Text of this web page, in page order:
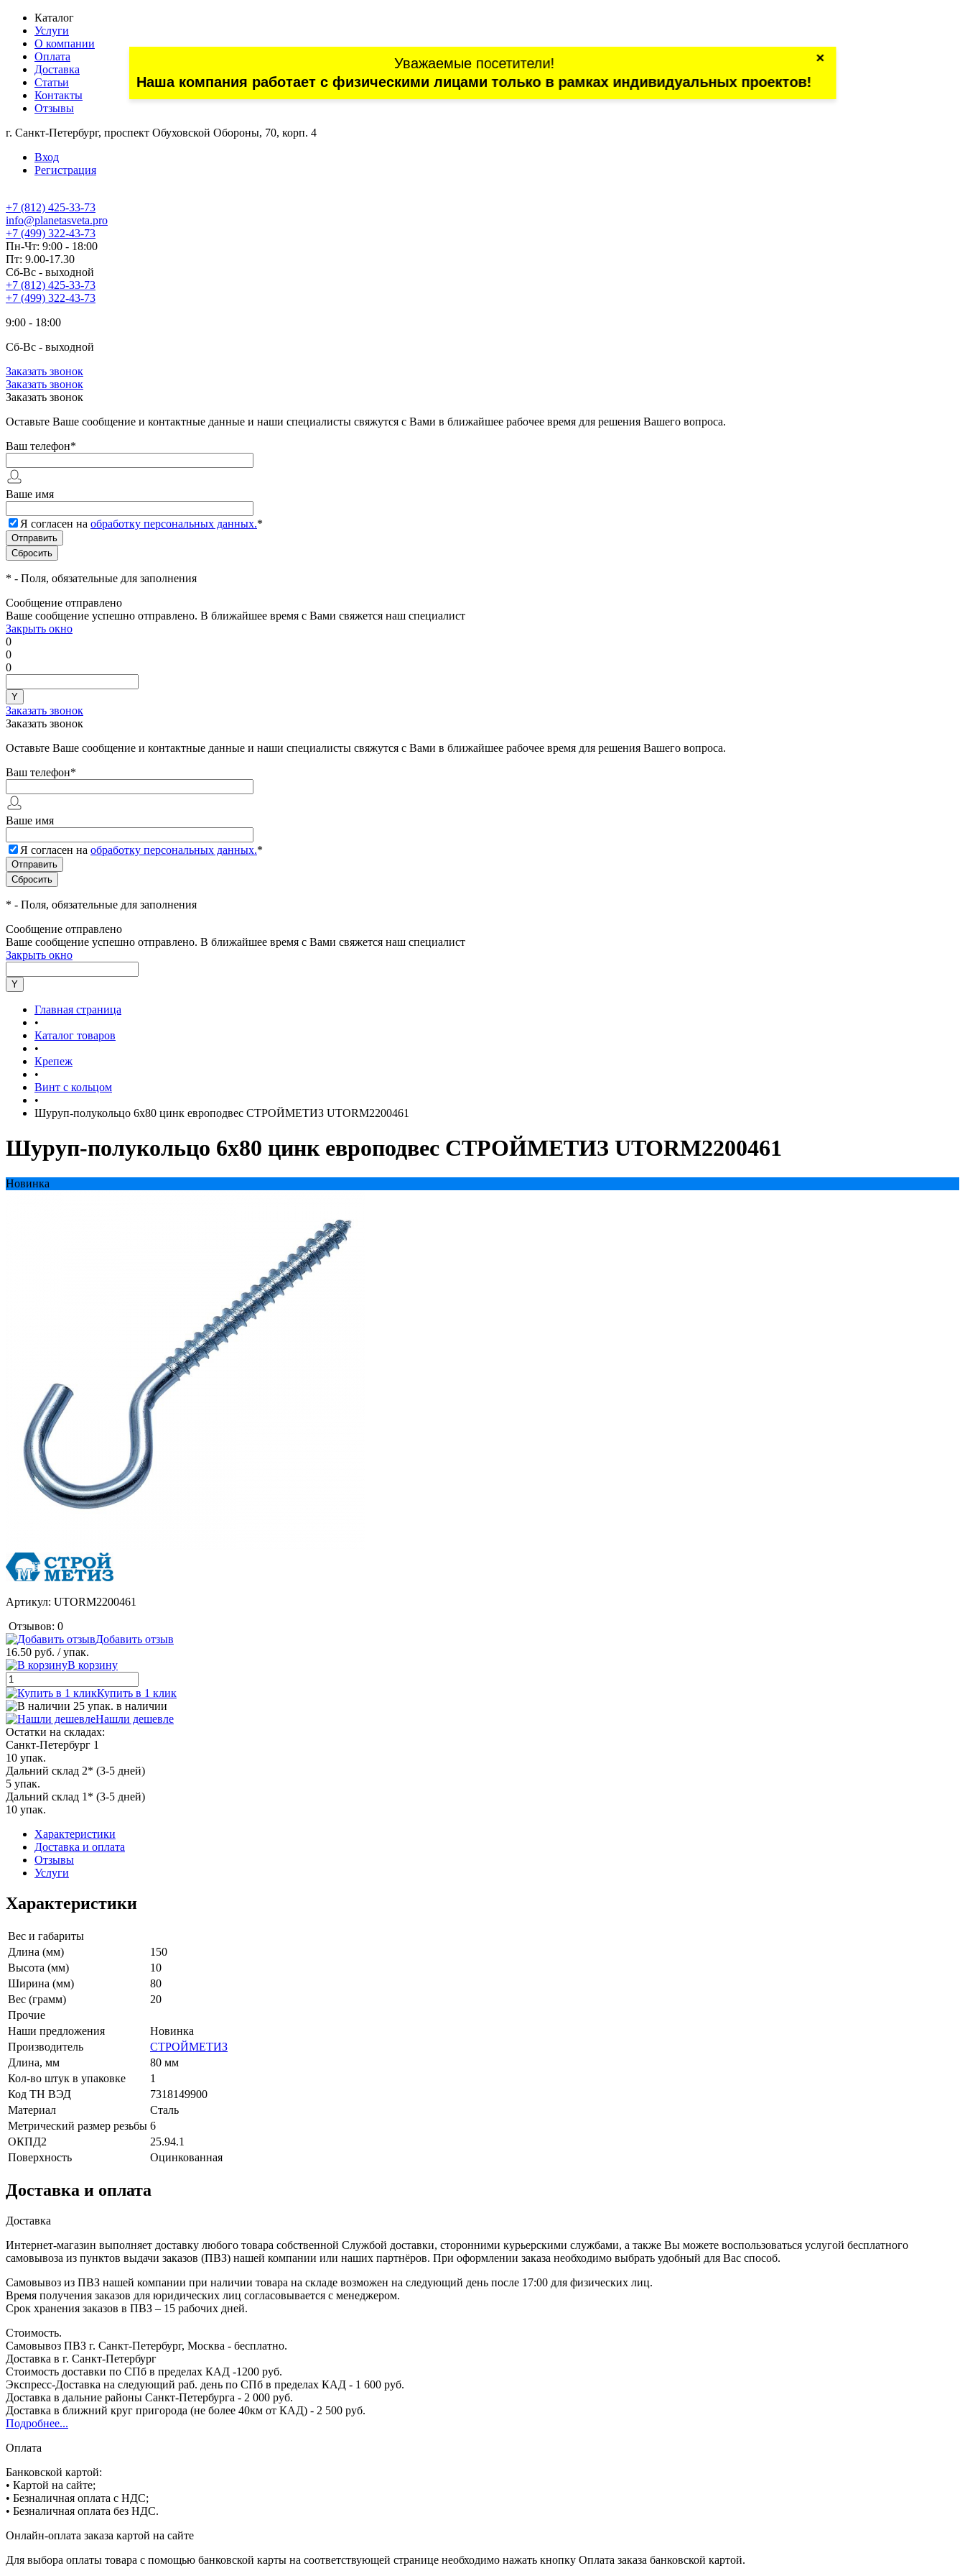
Каталог
Услуги
О компании
Оплата
Доставка
Статьи
Контакты
Отзывы
г. Санкт-Петербург, проспект Обуховской Обороны, 70, корп. 4
Вход
Регистрация
+7 (812) 425-33-73
Уважаемые посетители!
Наша компания работает с физическими лицами только в рамках индивидуальных проектов!
×
info@planetasveta.pro
+7 (499) 322-43-73
Пн-Чт: 9:00 - 18:00
Пт: 9.00-17.30
Сб-Вс - выходной
+7 (812) 425-33-73
+7 (499) 322-43-73
9:00 - 18:00
Сб-Вс - выходной
Заказать звонок
Заказать звонок
Заказать звонок
Оставьте Ваше сообщение и контактные данные и наши специалисты свяжутся с Вами в ближайшее рабочее время для решения Вашего вопроса.
Ваш телефон*
Ваше имя
Я согласен на обработку персональных данных.*
* - Поля, обязательные для заполнения
Сообщение отправлено
Ваше сообщение успешно отправлено. В ближайшее время с Вами свяжется наш специалист
Закрыть окно
0
0
0
Заказать звонок
Заказать звонок
Оставьте Ваше сообщение и контактные данные и наши специалисты свяжутся с Вами в ближайшее рабочее время для решения Вашего вопроса.
Ваш телефон*
Ваше имя
Я согласен на обработку персональных данных.*
* - Поля, обязательные для заполнения
Сообщение отправлено
Ваше сообщение успешно отправлено. В ближайшее время с Вами свяжется наш специалист
Закрыть окно
Главная страница
•
Каталог товаров
•
Крепеж
•
Винт с кольцом
•
Шуруп-полукольцо 6х80 цинк европодвес СТРОЙМЕТИЗ UTORM2200461
Шуруп-полукольцо 6х80 цинк европодвес СТРОЙМЕТИЗ UTORM2200461
Новинка
Артикул: UTORM2200461
Отзывов: 0
Добавить отзыв
16.50 руб. / упак.
В корзину
Купить в 1 клик
25 упак. в наличии
Нашли дешевле
Остатки на складах:
Санкт-Петербург 1
10 упак.
Дальний склад 2* (3-5 дней)
5 упак.
Дальний склад 1* (3-5 дней)
10 упак.
Характеристики
Доставка и оплата
Отзывы
Услуги
Характеристики
Вес и габариты
Длина (мм)
150
Высота (мм)
10
Ширина (мм)
80
Вес (грамм)
20
Прочие
Наши предложения
Новинка
Производитель
СТРОЙМЕТИЗ
Длина, мм
80 мм
Кол-во штук в упаковке
1
Код ТН ВЭД
7318149900
Материал
Сталь
Метрический размер резьбы 6
ОКПД2
25.94.1
Поверхность
Оцинкованная
Доставка и оплата
Доставка
Интернет-магазин выполняет доставку любого товара собственной Службой доставки, сторонними курьерскими службами, а также Вы можете воспользоваться услугой бесплатного
самовывоза из пунктов выдачи заказов (ПВЗ) нашей компании или наших партнёров. При оформлении заказа необходимо выбрать удобный для Вас способ.
Самовывоз из ПВЗ нашей компании при наличии товара на складе возможен на следующий день после 17:00 для физических лиц.
Время получения заказов для юридических лиц согласовывается с менеджером.
Срок хранения заказов в ПВЗ – 15 рабочих дней.
Стоимость.
Самовывоз ПВЗ г. Санкт-Петербург, Москва - бесплатно.
Доставка в г. Санкт-Петербург
Стоимость доставки по СПб в пределах КАД -1200 руб.
Экспресс-Доставка на следующий раб. день по СПб в пределах КАД - 1 600 руб.
Доставка в дальние районы Санкт-Петербурга - 2 000 руб.
Доставка в ближний круг пригорода (не более 40км от КАД) - 2 500 руб.
Подробнее...
Оплата
Банковской картой:
• Картой на сайте;
• Безналичная оплата с НДС;
• Безналичная оплата без НДС.
Онлайн-оплата заказа картой на сайте
Для выбора оплаты товара с помощью банковской карты на соответствующей странице необходимо нажать кнопку Оплата заказа банковской картой.